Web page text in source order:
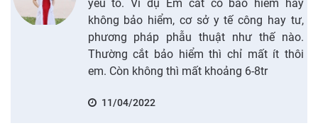
yếu tố. Ví dụ Em cắt có bảo hiểm hay
không bảo hiểm, cơ sở y tế công hay tư,
phương pháp phẫu thuật như thế nào.
Thường cắt bảo hiểm thì chỉ mất ít thôi
em. Còn không thì mất khoảng 6-8tr
11/04/2022